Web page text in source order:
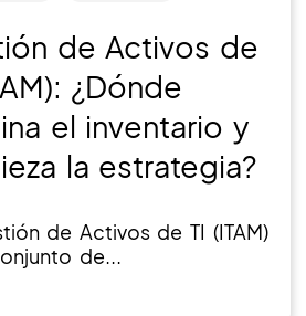
de Activos de
¿Dónde
el inventario y
la estrategia?
de Activos de TI (ITAM)
de...